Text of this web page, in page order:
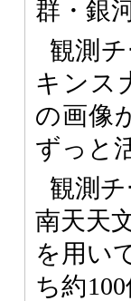
群・銀
観測
キンス
の画像
ずっと
観測
南天天
を用い
ち約